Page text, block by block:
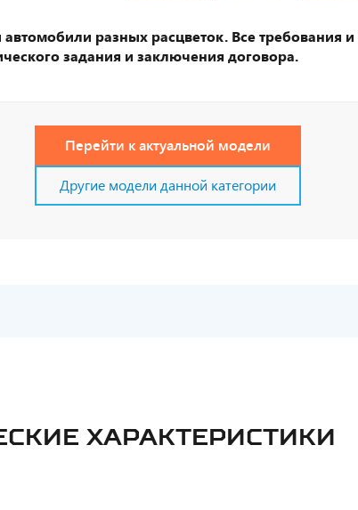
автомобили разных расцветок. Все требования
задания и заключения договора.
Перейти к актуальной модели
Другие модели данной категории
ХАРАКТЕРИСТИКИ